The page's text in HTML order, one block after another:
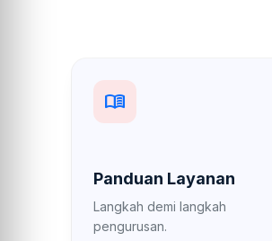
menu_book
Panduan Layanan
Langkah demi langkah
pengurusan.